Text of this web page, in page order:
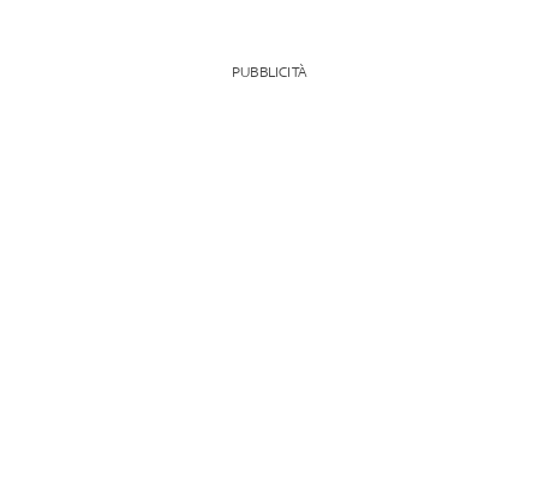
PUBBLICITÀ